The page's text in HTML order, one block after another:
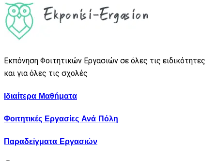
Εκπόνηση Φοιτητικών Εργασιών σε όλες τις ειδικότητες
και για όλες τις σχολές
Ιδιαίτερα Μαθήματα
Φοιτητικές Εργασίες Ανά Πόλη
Παραδείγματα Εργασιών